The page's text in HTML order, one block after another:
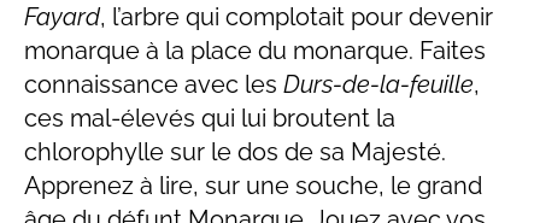
Fayard, l’arbre qui complotait pour devenir
monarque à la place du monarque. Faites
connaissance avec les Durs-de-la-feuille,
ces mal-élevés qui lui broutent la
chlorophylle sur le dos de sa Majesté.
Apprenez à lire, sur une souche, le grand